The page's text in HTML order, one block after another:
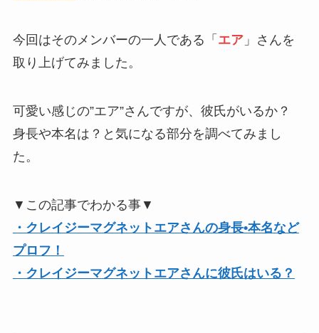
今回はそのメンバーの一人である「 エア」さんを
取り上げてみました。
可愛い感じの”エア”さんですが、彼氏がいるか？
身長や本名は？と気になる部分を調べてみまし
た。
▼この記事でわかる事▼
・クレイジーマグネットエアさんの身長•本名など
プロフ！
・クレイジーマグネットエアさんに彼氏はいる？